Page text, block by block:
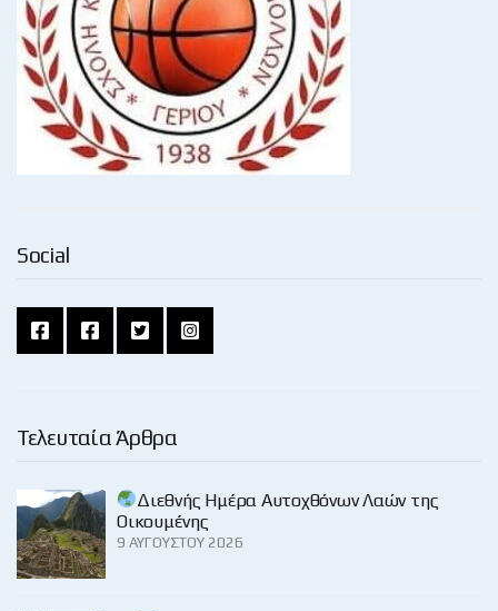
Social
Τελευταία Άρθρα
Διεθνής Ημέρα Αυτοχθόνων Λαών της
Οικουμένης
9 ΑΥΓΟΎΣΤΟΥ 2026